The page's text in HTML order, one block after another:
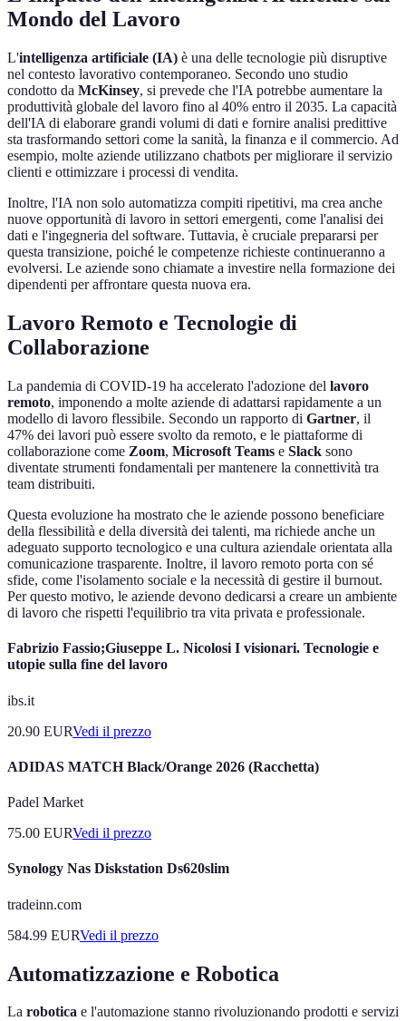
Mondo del Lavoro
L'intelligenza artificiale (IA) è una delle tecnologie più disruptive
nel contesto lavorativo contemporaneo. Secondo uno studio
condotto da McKinsey, si prevede che l'IA potrebbe aumentare la
produttività globale del lavoro fino al 40% entro il 2035. La capacità
dell'IA di elaborare grandi volumi di dati e fornire analisi predittive
sta trasformando settori come la sanità, la finanza e il commercio. Ad
esempio, molte aziende utilizzano chatbots per migliorare il servizio
clienti e ottimizzare i processi di vendita.
Inoltre, l'IA non solo automatizza compiti ripetitivi, ma crea anche
nuove opportunità di lavoro in settori emergenti, come l'analisi dei
dati e l'ingegneria del software. Tuttavia, è cruciale prepararsi per
questa transizione, poiché le competenze richieste continueranno a
evolversi. Le aziende sono chiamate a investire nella formazione dei
dipendenti per affrontare questa nuova era.
Lavoro Remoto e Tecnologie di
Collaborazione
La pandemia di COVID-19 ha accelerato l'adozione del lavoro
remoto, imponendo a molte aziende di adattarsi rapidamente a un
modello di lavoro flessibile. Secondo un rapporto di Gartner, il
47% dei lavori può essere svolto da remoto, e le piattaforme di
collaborazione come Zoom, Microsoft Teams e Slack sono
diventate strumenti fondamentali per mantenere la connettività tra
team distribuiti.
Questa evoluzione ha mostrato che le aziende possono beneficiare
della flessibilità e della diversità dei talenti, ma richiede anche un
adeguato supporto tecnologico e una cultura aziendale orientata alla
comunicazione trasparente. Inoltre, il lavoro remoto porta con sé
sfide, come l'isolamento sociale e la necessità di gestire il burnout.
Per questo motivo, le aziende devono dedicarsi a creare un ambiente
di lavoro che rispetti l'equilibrio tra vita privata e professionale.
Fabrizio Fassio;Giuseppe L. Nicolosi I visionari. Tecnologie e
utopie sulla fine del lavoro
ibs.it
20.90 EURVedi il prezzo
ADIDAS MATCH Black/Orange 2026 (Racchetta)
Padel Market
75.00 EURVedi il prezzo
Synology Nas Diskstation Ds620slim
tradeinn.com
584.99 EURVedi il prezzo
Automatizzazione e Robotica
La robotica e l'automazione stanno rivoluzionando prodotti e servizi